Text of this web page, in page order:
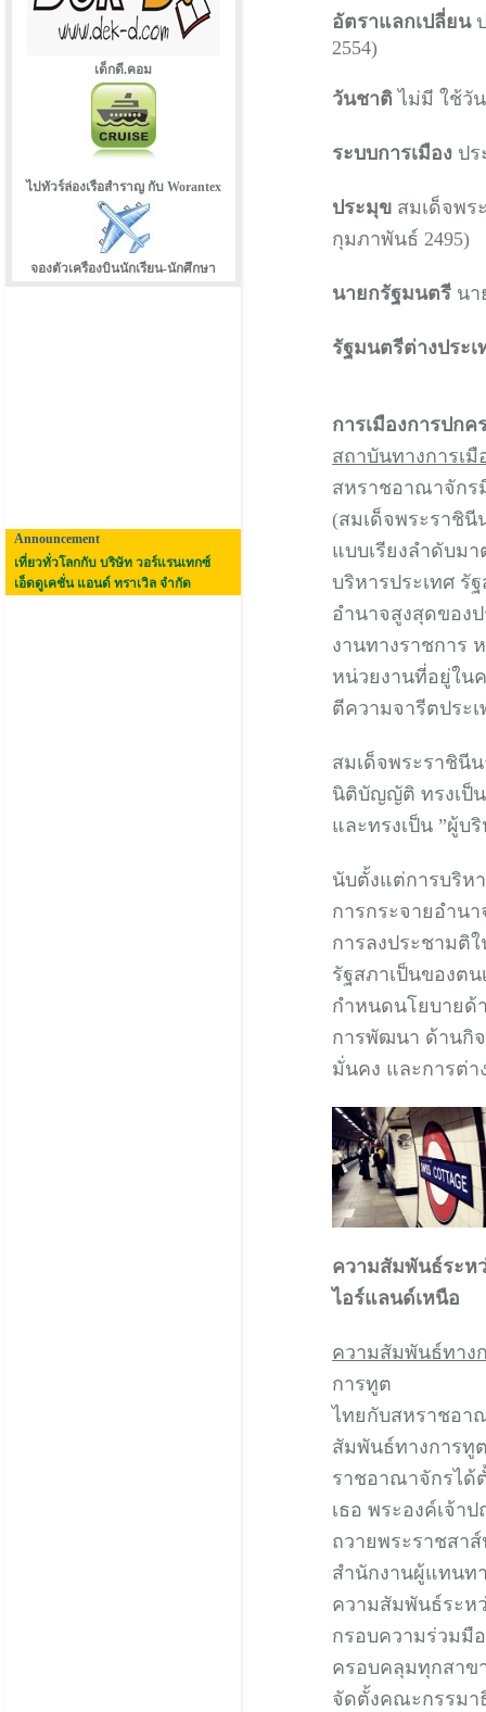
เด็กดี.คอม
ไปทัวร์ล่องเรือสำราญ กับ Worantex
จองตัวเครืองบินนักเรียน-นักศึกษา
Announcement
เที่ยวทั่วโลกกับ บริษัท วอร์แรนเทกซ์
เอ็ดดูเคชั่น แอนด์ ทราเวิล จำกัด
อัตราแลกเปลี่ยน
2554)
วันชาติ ไม่มี ใช้วั
ระบบการเมือง ปร
ประมุข สมเด็จพร
กุมภาพันธ์ 2495)
นายกรัฐมนตรี นา
รัฐมนตรีต่างประเ
การเมืองการป
สถาบันทางการเมื
สหราชอาณาจักร
(สมเด็จพระราชิ
แบบเรียงลำดับม
บริหารประเทศ
อำนาจสูงสุดของ
งานทางราชการ
หน่วยงานที่อยู่ใน
ตีความจารีตประ
สมเด็จพระราชินี
นิติบัญญัติ ทรงเป็
และทรงเป็น ”ผู้บ
นับตั้งแต่การบริห
การกระจายอำน
การลงประชามติ
รัฐสภาเป็นของต
กำหนดนโยบายด้
การพัฒนา ด้านกิจ
มั่นคง และการต่า
ความสัมพันธ์ระห
ไอร์แลนด์เหนือ
ความสัมพันธ์ทาง
การทูต
ไทยกับสหราชอา
สัมพันธ์ทางการทูต
ราชอาณาจักรได้
เธอ พระองค์เจ้า
ถวายพระราชสา
สำนักงานผู้แทนท
ความสัมพันธ์ระห
กรอบความร่วม
ครอบคลุมทุกสาข
จัดตั้งคณะกรรมา